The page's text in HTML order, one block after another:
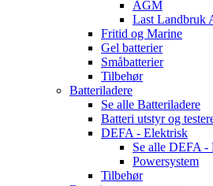
AGM
Last Landbruk
Fritid og Marine
Gel batterier
Småbatterier
Tilbehør
Batteriladere
Se alle Batteriladere
Batteri utstyr og
DEFA - Elektrisk
Se alle DEFA -
Powersystem
Tilbehør